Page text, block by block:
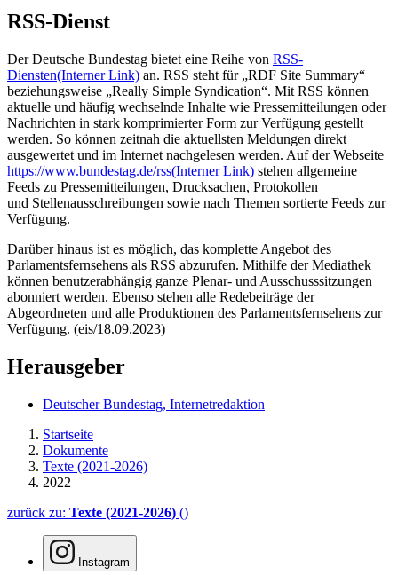
RSS-Dienst
Der Deutsche Bundestag bietet eine Reihe von RSS-
Diensten(Interner Link) an. RSS steht für „RDF Site Summary“
beziehungsweise „Really Simple Syndication“. Mit RSS können
aktuelle und häufig wechselnde Inhalte wie Pressemitteilungen oder
Nachrichten in stark komprimierter Form zur Verfügung gestellt
werden. So können zeitnah die aktuellsten Meldungen direkt
ausgewertet und im Internet nachgelesen werden. Auf der Webseite
https://www.bundestag.de/rss(Interner Link) stehen allgemeine
Feeds zu Pressemitteilungen, Drucksachen, Protokollen
und Stellenausschreibungen sowie nach Themen sortierte Feeds zur
Verfügung.
Darüber hinaus ist es möglich, das komplette Angebot des
Parlamentsfernsehens als RSS abzurufen. Mithilfe der Mediathek
können benutzerabhängig ganze Plenar- und Ausschusssitzungen
abonniert werden. Ebenso stehen alle Redebeiträge der
Abgeordneten und alle Produktionen des Parlamentsfernsehens zur
Verfügung. (eis/18.09.2023)
Herausgeber
Deutscher Bundestag, Internetredaktion
Startseite
Dokumente
Texte (2021-2026)
2022
zurück zu: Texte (2021-2026) ()
Instagram